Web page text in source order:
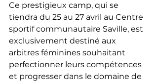
Ce prestigieux camp, qui se
tiendra du 25 au 27 avril au Centre
sportif communautaire Saville, est
exclusivement destiné aux
arbitres féminines souhaitant
perfectionner leurs compétences
et progresser dans le domaine de